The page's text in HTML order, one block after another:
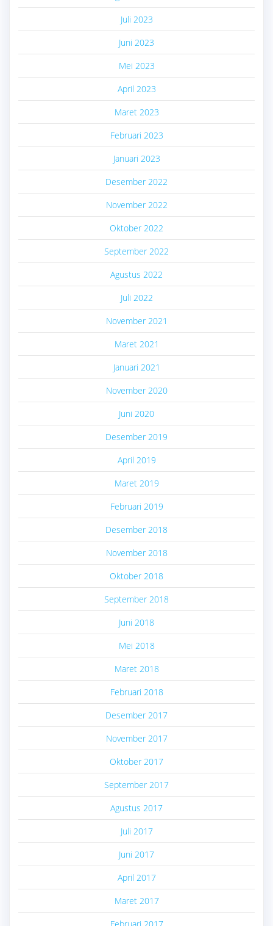
Juli 2023
Juni 2023
Mei 2023
April 2023
Maret 2023
Februari 2023
Januari 2023
Desember 2022
November 2022
Oktober 2022
September 2022
Agustus 2022
Juli 2022
November 2021
Maret 2021
Januari 2021
November 2020
Juni 2020
Desember 2019
April 2019
Maret 2019
Februari 2019
Desember 2018
November 2018
Oktober 2018
September 2018
Juni 2018
Mei 2018
Maret 2018
Februari 2018
Desember 2017
November 2017
Oktober 2017
September 2017
Agustus 2017
Juli 2017
Juni 2017
April 2017
Maret 2017